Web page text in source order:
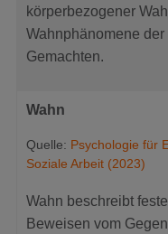
körperbezogener
Wahnphänomene
Gemachten.
Wahn
Quelle: Psychologie für
Soziale Arbeit (2023)
Wahn beschreibt
Beweisen vom